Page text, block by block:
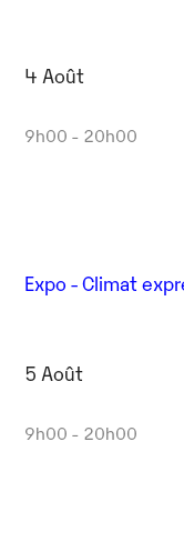
4 Août
9h00 - 20h00
Expo - Climat
5 Août
9h00 - 20h00